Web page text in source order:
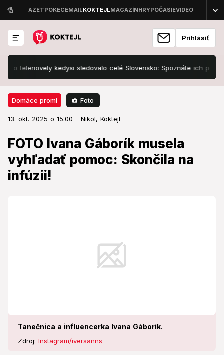
Prihlásiť
kedysi sledovalo celé Slovensko: Spoznáte ich podľa
Domáce promi Foto
13. okt. 2025 o 15:00 Nikol, Koktejl
FOTO Ivana Gáborík musela
vyhľadať pomoc: Skončila na
infúzii!
Tanečnica a influencerka Ivana Gáborík.
Zdroj: Instagram/iversanns
Domáce promi 13. okt. 2025 o 15:00
FOTO Ivana Gáborík musela
vyhľadať pomoc: Skončila na
infúzii!
Naozaj to potrebovala.